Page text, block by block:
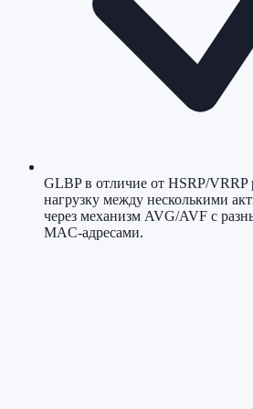
GLBP в отличие от HSRP/VRRP
нагрузку между несколькими
через механизм AVG/AVF с
MAC-адресами.